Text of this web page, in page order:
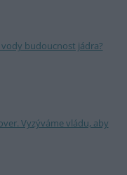
budoucnost jádra?
Vyzýváme vládu, aby